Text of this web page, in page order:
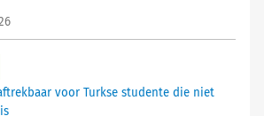
voor Turkse studente die niet